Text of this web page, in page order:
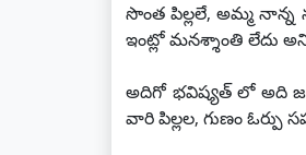
సొంత పిల్లలే, అమ్మ నాన్న
ఇంట్లో మనశ్శాంతి లేదు
అదిగో భవిష్యత్ లో అది
వారి పిల్లల, గుణం ఓర్పు